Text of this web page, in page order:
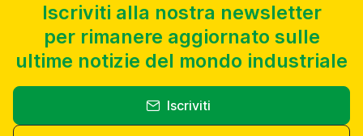
Iscriviti alla nostra newsletter
per rimanere aggiornato sulle
ultime notizie del mondo industriale
Iscriviti